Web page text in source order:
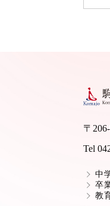
〒
Tel
中
卒
教